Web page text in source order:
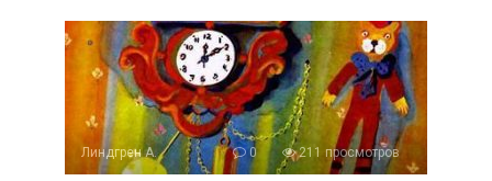
Линдгрен А. 0 211 просмотров